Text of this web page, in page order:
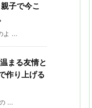
子で今こ
よ ...
まる友情と
作り上げる
...